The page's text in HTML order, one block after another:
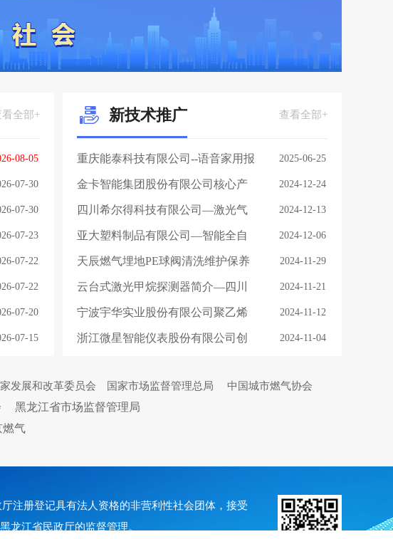
看全部+
08-05
07-30
07-30
07-23
07-22
07-22
07-20
07-15
新技术推广 查看全部+
重庆能泰科技有限公司--语音家用报
警器
2025-06-25
金卡智能集团股份有限公司核心产
品与解决方案介绍
2024-12-24
四川希尔得科技有限公司—激光气
体检测解决方案
2024-12-13
亚大塑料制品有限公司—智能全自
动电容焊机
2024-12-06
天辰燃气埋地PE球阀清洗维护保养 2024-11-29
云台式激光甲烷探测器简介—四川
希尔得科技有限公司
2024-11-21
宁波宇华实业股份有限公司聚乙烯
管道焊接缺陷无损检测技术现状与
2024-11-12
浙江微星智能仪表股份有限公司创 2024-11-04
发展和改革委员会 国家市场监督管理总局 中国城市燃气协会
黑龙江省市场监督管理局
燃气
注册登记具有法人资格的非营利性社会团体，接受
龙江省民政厅的监督管理。